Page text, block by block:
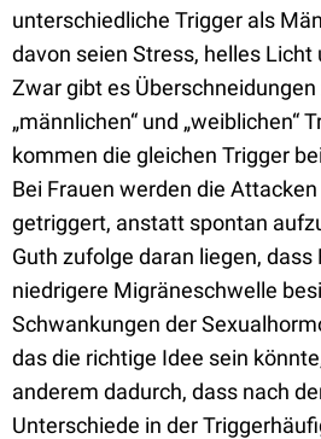
unterschiedliche Trigger als
davon seien Stress, helles
Zwar gibt es
„männlichen“ und „weiblichen“
kommen die gleichen Trigger
Bei Frauen werden die
getriggert, anstatt spontan
Guth zufolge daran liegen, dass
niedrigere Migräneschwelle
Schwankungen der
das die richtige Idee sein
anderem dadurch, dass nach
Unterschiede in der